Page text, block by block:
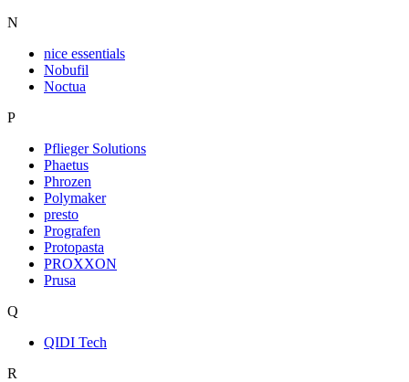
N
nice essentials
Nobufil
Noctua
P
Pflieger Solutions
Phaetus
Phrozen
Polymaker
presto
Prografen
Protopasta
PROXXON
Prusa
Q
QIDI Tech
R